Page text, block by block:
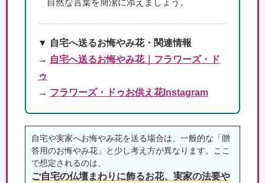
自然な言葉を簡潔に添えましょう。
▼ 自宅へ送るお悔やみ花・関連情報
→ 自宅へ送るお悔やみ花｜フラワーズ・ド
ゥ
→ フラワーズ・ドゥお供え花Instagram
自宅や実家へお悔やみ花を送る場合は、一般的な「贈
答用のお悔やみ花」と少し考え方が異なります。ここ
で想定されるのは、
ご自宅の仏壇まわりに飾るお花、実家の法要や